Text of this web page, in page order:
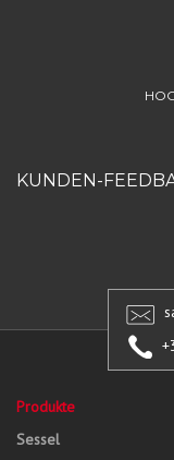
KUNDEN-
Produkte
Sessel